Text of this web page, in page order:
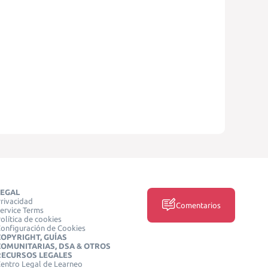
Terms
de cookies
de Cookies
GUÍAS
DSA & OTROS
LEGALES
Legal de Learneo
Comentarios